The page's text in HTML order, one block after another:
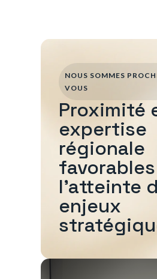
NOUS SOMMES
VOUS
Proximité
expertise
régionale
l'atteinte
enjeux